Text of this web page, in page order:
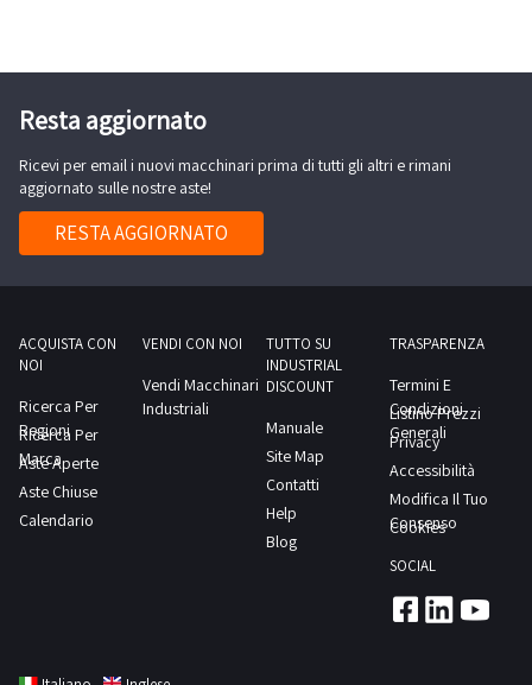
Resta aggiornato
Ricevi per email i nuovi macchinari prima di tutti gli altri e rimani
aggiornato sulle nostre aste!
RESTA AGGIORNATO
ACQUISTA CON
NOI
Ricerca Per
Regioni
Ricerca Per
Marca
Aste Aperte
Aste Chiuse
Calendario
VENDI CON NOI
Vendi Macchinari
Industriali
TUTTO SU
INDUSTRIAL
DISCOUNT
Manuale
Site Map
Contatti
Help
Blog
TRASPARENZA
Termini E
Condizioni
Generali
Listino Prezzi
Privacy
Accessibilità
Modifica Il Tuo
Consenso
Cookies
SOCIAL